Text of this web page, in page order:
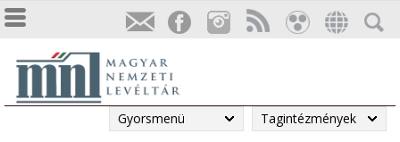
Gyorsmenü Tagintézmények